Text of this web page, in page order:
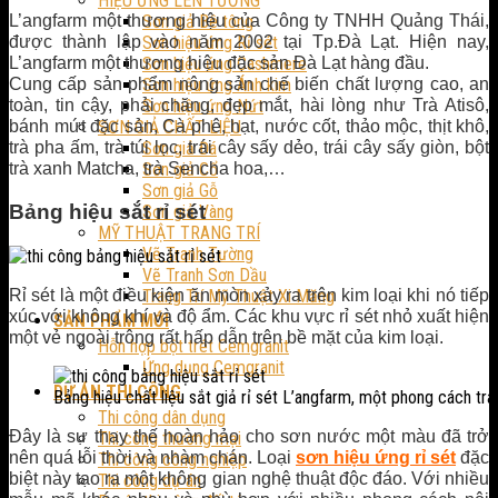
Sơn giả Bê tông
Sơn hiệu ứng Rỉ sét
Sơn hiệu ứng Cashmere
Sơn hiệu ứng Ánh kim
Sơn hiệu ứng Nứt
SƠN GIẢ CHẤT LIỆU
Sơn giả Đá
Sơn giả Cổ
Sơn giả Gỗ
Sơn giả Vàng
MỸ THUẬT TRANG TRÍ
Vẽ Tranh Tường
Vẽ Tranh Sơn Dầu
Trang Trí Mỹ Thuật Xi Măng
SẢN PHẨM MỚI
Hỗn hợp bột trét Cemgranit
Ứng dụng Cemgranit
DỰ ÁN THI CÔNG
Thi công dân dụng
Thi công thương mại
Thi công công nghiệp
Thi công dự án
L’angfarm một thương hiệu của Công ty TNHH Quảng Thái,
được thành lập vào năm 2002 tại Tp.Đà Lạt. Hiện nay,
L’angfarm một thương hiệu đặc sản Đà Lạt hàng đầu.
Cung cấp sản phẩm nông sản chế biến chất lượng cao, an
toàn, tin cậy, phải chăng, đẹp mắt, hài lòng như Trà Atisô,
bánh mứt đặc sản, Cà phê, hạt, nước cốt, thảo mộc, thịt khô,
trà pha ấm, trà túi lọc, trái cây sấy dẻo, trái cây sấy giòn, bột
trà xanh Matcha, trà Sencha hoa,…
Bảng hiệu sắt rỉ sét
Rỉ sét là một điều kiện ăn mòn xảy ra trên kim loại khi nó tiếp
xúc với không khí và độ ẩm. Các khu vực rỉ sét nhỏ xuất hiện
một vẻ ngoài trông rất hấp dẫn trên bề mặt của kim loại.
Bảng hiệu chất liệu sắt giả rỉ sét L’angfarm, một phong cách
Đây là sự thay thế hoàn hảo cho sơn nước một màu đã trở
nên quá lỗi thời và nhàm chán. Loại sơn hiệu ứng rỉ sét đặc
biệt này tạo ra một không gian nghệ thuật độc đáo. Với nhiều